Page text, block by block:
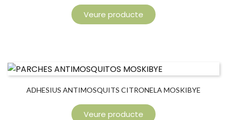
Veure producte
ADHESIUS ANTIMOSQUITS CITRONELA MOSKIBYE
Veure producte